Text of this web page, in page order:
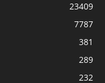
23409
7787
381
289
232